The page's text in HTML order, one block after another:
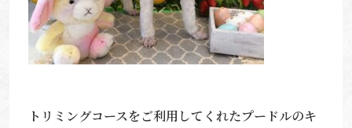
トリミングコースをご利用してくれたプードルのキ